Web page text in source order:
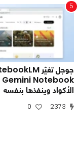
5
الأكواد وينفذها بنفسه
2373
0